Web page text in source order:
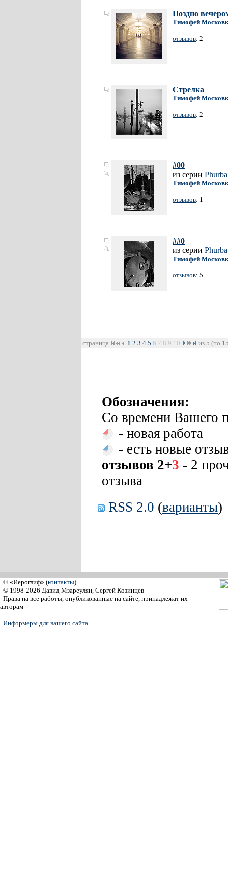
Поздно
Тимофей
отзывов: 2
Стрелка
Тимофей
отзывов: 2
#00
из серии Phurba
Тимофей
отзывов: 1
##0
из серии Phurba
Тимофей
отзывов: 5
страница 1 2 3 4 5 6 7 8 9 10 из 5 (по
Обозначения:
Со времени Вашего
- новая работа
- есть новые
отзывов 2+3 - 2
отзыва
RSS 2.0 (варианты)
© «Иероглиф» (контакты)
© 1998-2026 Давид Мзареулян, Сергей Козинцев
Права на все работы, опубликованные на сайте, принадлежат их
авторам
Информеры для вашего сайта